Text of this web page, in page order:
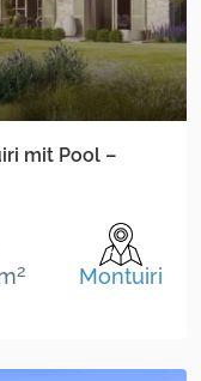
mit Pool –
2 Montuiri